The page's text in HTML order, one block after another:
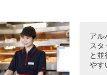
アル
スタ
と並
やす